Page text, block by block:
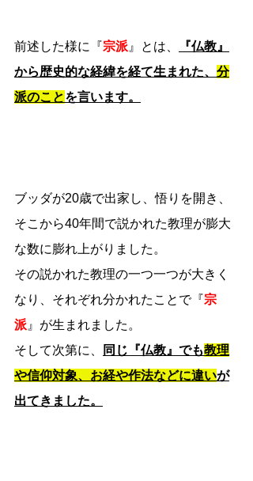
前述した様に『宗派 』とは、
『仏教』
から歴史的な経緯を経て生まれた、 分
派のことを言います。
ブッダが20歳で出家し、悟りを開き、
そこから40年間で説かれた教理が膨大
な数に膨れ上がりました。
その説かれた教理の一つ一つが大きく
なり、それぞれ分かれたことで『宗
派 』が生まれました。
そして次第に、
同じ『仏教』でも教理
や信仰対象、お経や作法などに違いが
出てきました。